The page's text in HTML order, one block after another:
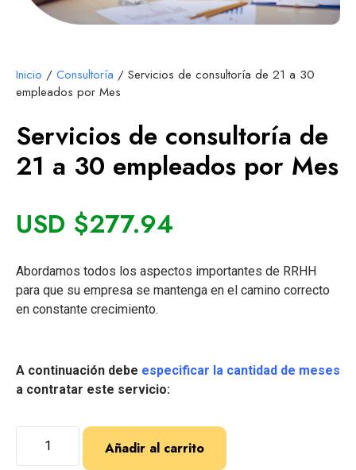
Inicio / Consultoría / Servicios de consultoría de 21 a 30
empleados por Mes
Servicios de consultoría de
21 a 30 empleados por Mes
USD $277.94
Abordamos todos los aspectos importantes de RRHH
para que su empresa se mantenga en el camino correcto
en constante crecimiento.
A continuación debe especificar la cantidad de meses
a contratar este servicio:
Añadir al carrito